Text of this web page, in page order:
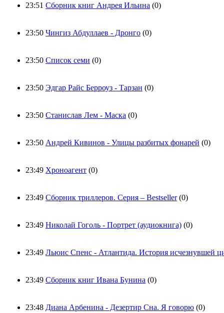
23:51 Сборник книг Андрея Ильина (0)
23:50 Чингиз Абдуллаев - Дронго (0)
23:50 Список семи (0)
23:50 Эдгар Райс Берроуз - Тарзан (0)
23:50 Станислав Лем - Маска (0)
23:50 Андрей Кивинов - Улицы разбитых фонарей (0)
23:49 Хроноагент (0)
23:49 Сборник триллеров. Серия – Bestseller (0)
23:49 Николай Гоголь - Портрет (аудиокнига) (0)
23:49 Льюис Спенс - Атлантида. История исчезнувшей
23:49 Сборник книг Ивана Бунина (0)
23:48 Диана Арбенина - Дезертир Сна. Я говорю (0)